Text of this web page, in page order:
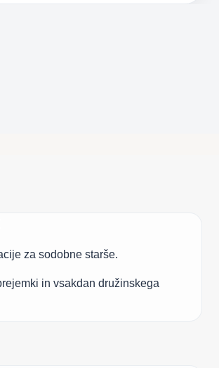
za sodobne starše.
in vsakdan družinskega